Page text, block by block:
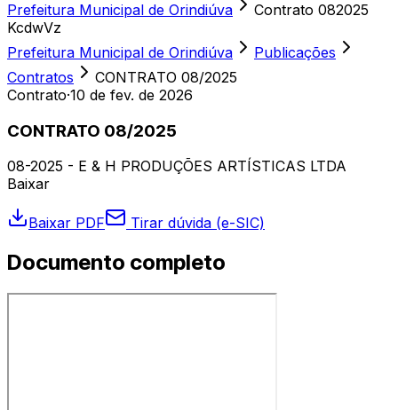
Prefeitura Municipal de Orindiúva
Contrato 082025
KcdwVz
Prefeitura Municipal de Orindiúva
Publicações
Contratos
CONTRATO 08/2025
Contrato·10 de fev. de 2026
CONTRATO 08/2025
08-2025 - E & H PRODUÇÕES ARTÍSTICAS LTDA
Baixar
Baixar PDF Tirar dúvida (e-SIC)
Documento completo